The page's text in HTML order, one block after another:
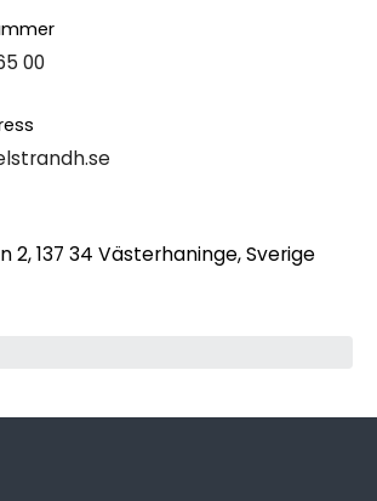
00
2, 137 34 Västerhaninge, Sverige